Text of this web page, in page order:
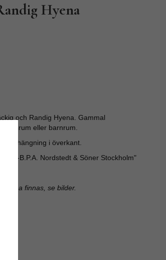
Hyena
och Randig Hyena. Gammal
eller barnrum.
upphängning i överkant.
A.-B.P.A. Nordstedt & Söner Stockholm"
patina finnas, se bilder.